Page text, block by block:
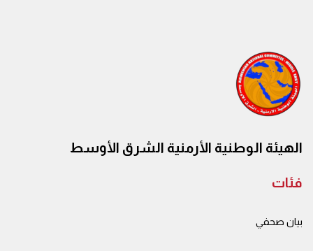
الهيئة الوطنية الأرمنية الشرق الأوسط
فئات
بيان صحفي